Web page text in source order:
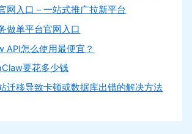
网入口 – 一站式推广拉新平台
做单平台官网入口
API怎么使用最便宜？
要花多少钱
迁移导致卡顿或数据库出错的解决方法